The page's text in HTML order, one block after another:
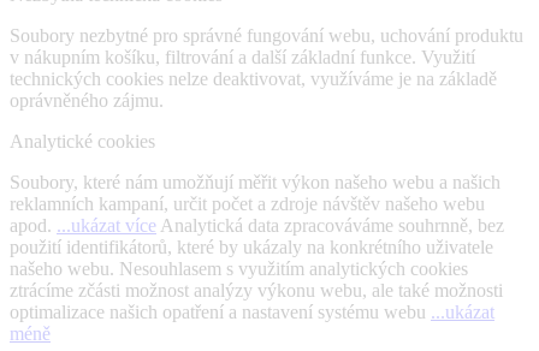
Soubory nezbytné pro správné fungování webu, uchování produktu
v nákupním košíku, filtrování a další základní funkce. Využití
technických cookies nelze deaktivovat, využíváme je na základě
oprávněného zájmu.
Analytické cookies
Soubory, které nám umožňují měřit výkon našeho webu a našich
reklamních kampaní, určit počet a zdroje návštěv našeho webu
apod. ...ukázat více Analytická data zpracováváme souhrnně, bez
použití identifikátorů, které by ukázaly na konkrétního uživatele
našeho webu. Nesouhlasem s využitím analytických cookies
ztrácíme zčásti možnost analýzy výkonu webu, ale také možnosti
optimalizace našich opatření a nastavení systému webu ...ukázat
méně